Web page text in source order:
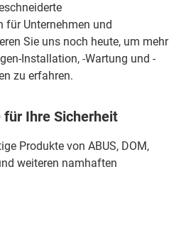
für Unternehmen und
Sie uns noch heute, um mehr
Installation, -Wartung und -
zu erfahren.
Ihre Sicherheit
Produkte von ABUS, DOM,
weiteren namhaften